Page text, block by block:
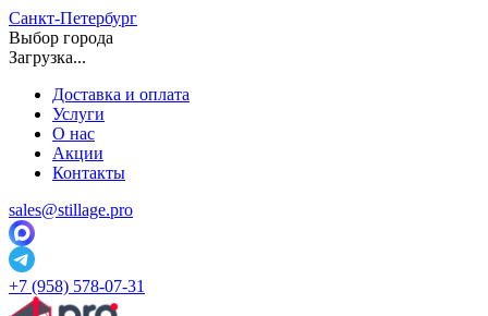
Санкт-Петербург
Выбор города
Загрузка...
Доставка и оплата
Услуги
О нас
Акции
Контакты
sales@stillage.pro
+7 (958) 578-07-31